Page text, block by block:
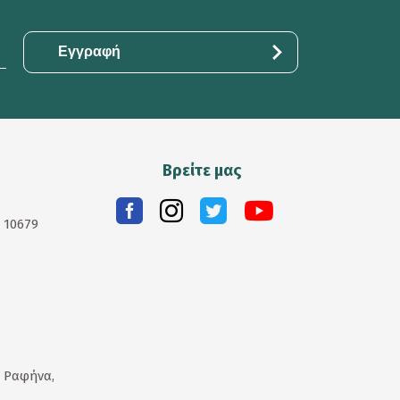
Βρείτε μας